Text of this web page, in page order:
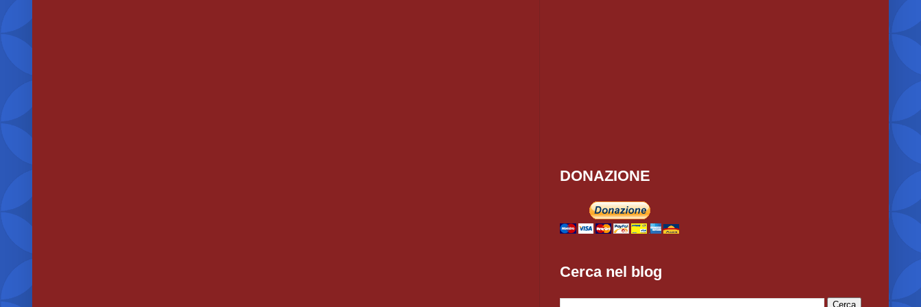
DONAZIONE
Cerca nel blog